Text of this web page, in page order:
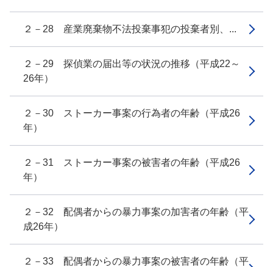
２－28 産業廃棄物不法投棄事犯の投棄者別、...
２－29 探偵業の届出等の状況の推移（平成22～
26年）
２－30 ストーカー事案の行為者の年齢（平成26
年）
２－31 ストーカー事案の被害者の年齢（平成26
年）
２－32 配偶者からの暴力事案の加害者の年齢（平
成26年）
２－33 配偶者からの暴力事案の被害者の年齢（平